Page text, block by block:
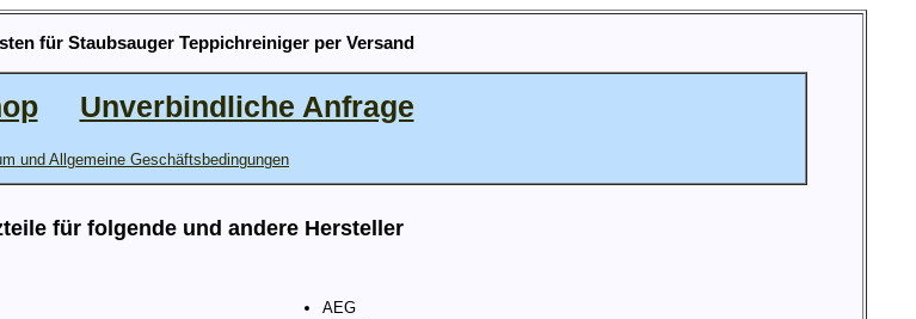
für Staubsauger Teppichreiniger per Versand
Unverbindliche Anfrage
und Allgemeine Geschäftsbedingungen
für folgende und andere Hersteller
AEG